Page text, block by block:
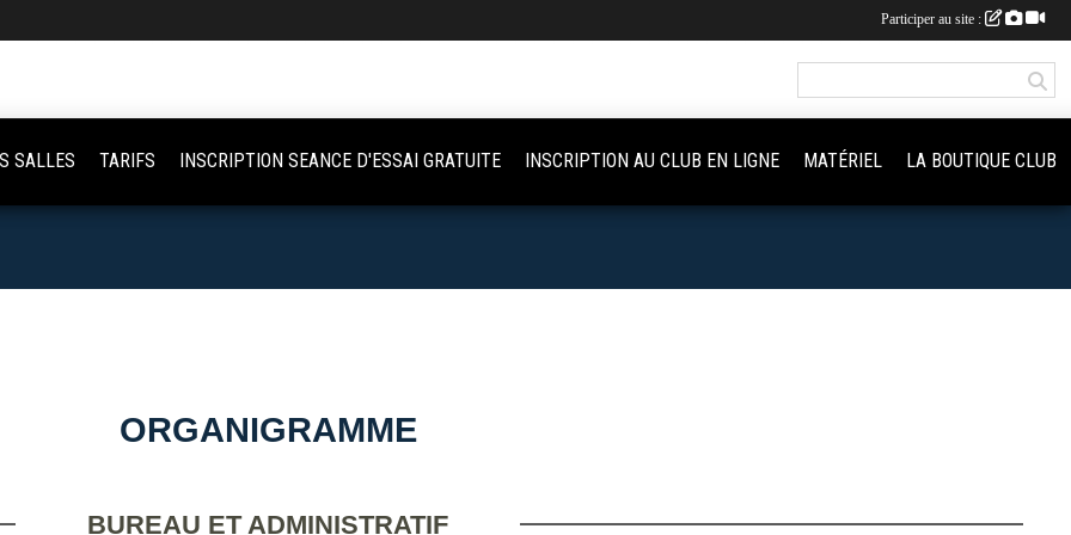
ORGANIGRAMME
BUREAU ET ADMINISTRATIF
SALLES TARIFS INSCRIPTION SEANCE D'ESSAI GRATUITE INSCRIPTION AU CLUB EN LIGNE MATÉRIEL LA BOUTIQUE CLUB
Participer au site :